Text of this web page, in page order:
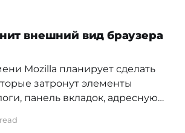
на 0. Менеджер
Паскаль Шеврель вместо
использовать
внешний вид браузера
Mozilla планирует сделать
затронут элементы
панель вкладок, адресную
стиля оформления